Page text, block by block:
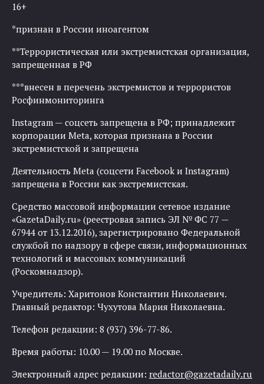
16+
*признан в России иноагентом
**Террористическая или экстремистская организация,
запрещенная в РФ
***внесен в перечень экстремистов и террористов
Росфинмониторинга
Instagram — соцсеть запрещена в РФ; принадлежит
корпорации Meta, которая признана в России
экстремистской и запрещена
Деятельность Meta (соцсети Facebook и Instagram)
запрещена в России как экстремистская.
Средство массовой информации сетевое издание
«GazetaDaily.ru» (реестровая запись ЭЛ № ФС 77 —
67944 от 13.12.2016), зарегистрировано Федеральной
службой по надзору в сфере связи, информационных
технологий и массовых коммуникаций
(Роскомнадзор).
Учредитель: Харитонов Константин Николаевич.
Главный редактор: Чухутова Мария Николаевна.
Телефон редакции: 8 (937) 396-77-86.
Время работы: 10.00 — 19.00 по Москве.
Электронный адрес редакции: redactor@gazetadaily.ru